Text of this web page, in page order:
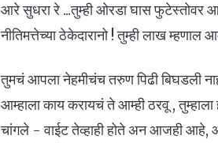
आरे सुधरा रे ...तुम्ही ओरडा घास फुटेस्तोवर
नीतिमत्तेच्या ठेकेदारानो ! तुम्ही लाख म्हणाल
तुमचं आपला नेहमीचंच तरुण पिढी बिघडली
आम्हाला काय करायचं ते आम्ही ठरवू , तुम्हाला
चांगले - वाईट तेव्हाही होते अन आजही आहे,